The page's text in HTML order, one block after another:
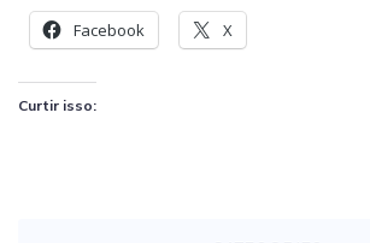
Facebook X
Curtir isso: